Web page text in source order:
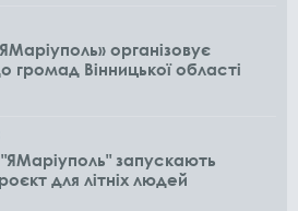
організовує
громад Вінницької області
запускають
для літніх людей